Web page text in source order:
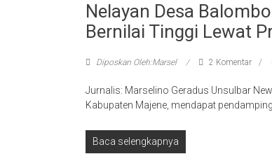
Nelayan Desa
Bernilai Tinggi Lewat
Diposkan Oleh:Marsel 2 Komentar
Jurnalis: Marselino Geradus Unsulbar
Kabupaten Majene, mendapat
Baca selengkapnya